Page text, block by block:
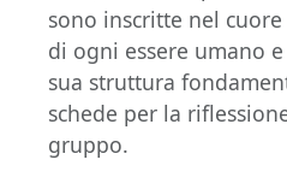
sono inscritte nel
di ogni essere umano
sua struttura
schede per la
gruppo.